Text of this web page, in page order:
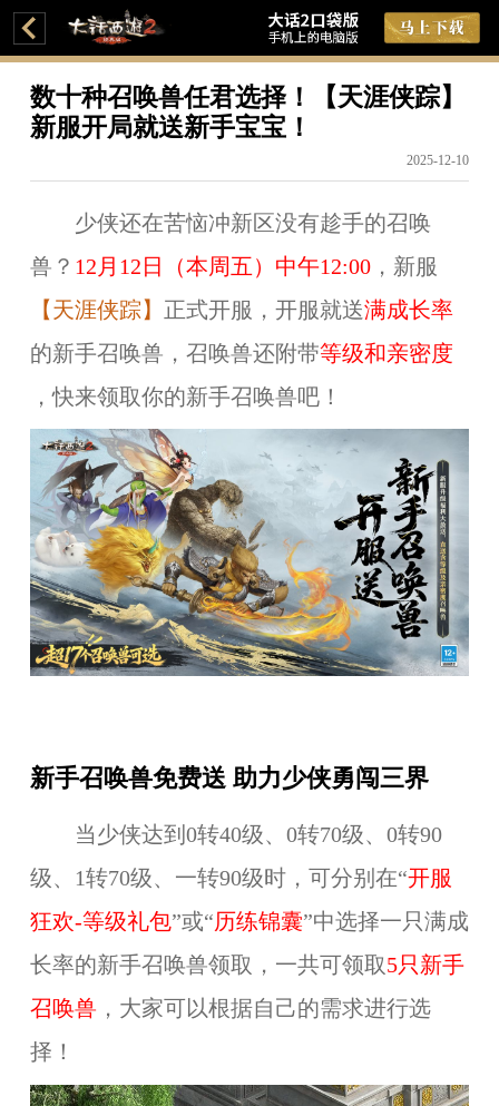
数十种召唤兽任君选择！【天涯侠踪】
新服开局就送新手宝宝！
2025-12-10
少侠还在苦恼冲新区没有趁手的召唤
兽？ 12月12日（本周五）中午12:00，新服
【天涯侠踪】 正式开服，开服就送满成长率
的新手召唤兽，召唤兽还附带等级和亲密度
，快来领取你的新手召唤兽吧！
新手召唤兽免费送 助力少侠勇闯三界
当少侠达到0转40级、0转70级、0转90
级、1转70级、一转90级时，可分别在“开服
狂欢-等级礼包”或“历练锦囊”中选择一只满成
长率的新手召唤兽领取，一共可领取5只新手
召唤兽 ，大家可以根据自己的需求进行选
择！